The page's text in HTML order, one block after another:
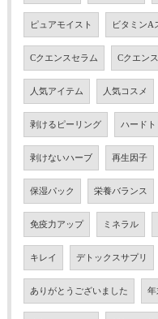
ピュアモイスト ビタミンA
Cクエンスセラム Cクエン
人気アイテム 人気コスメ
剥けるピーリング ハードト
剥けないハーブ 再生因子
保湿パック 栄養バランス
免疫力アップ ミネラル
キレイ デトックスサプリ
ありがとうございました 年